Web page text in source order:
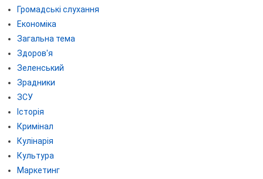
Громадські слухання
Економіка
Загальна тема
Здоров'я
Зеленський
Зрадники
ЗСУ
Історія
Кримінал
Кулінарія
Культура
Маркетинг